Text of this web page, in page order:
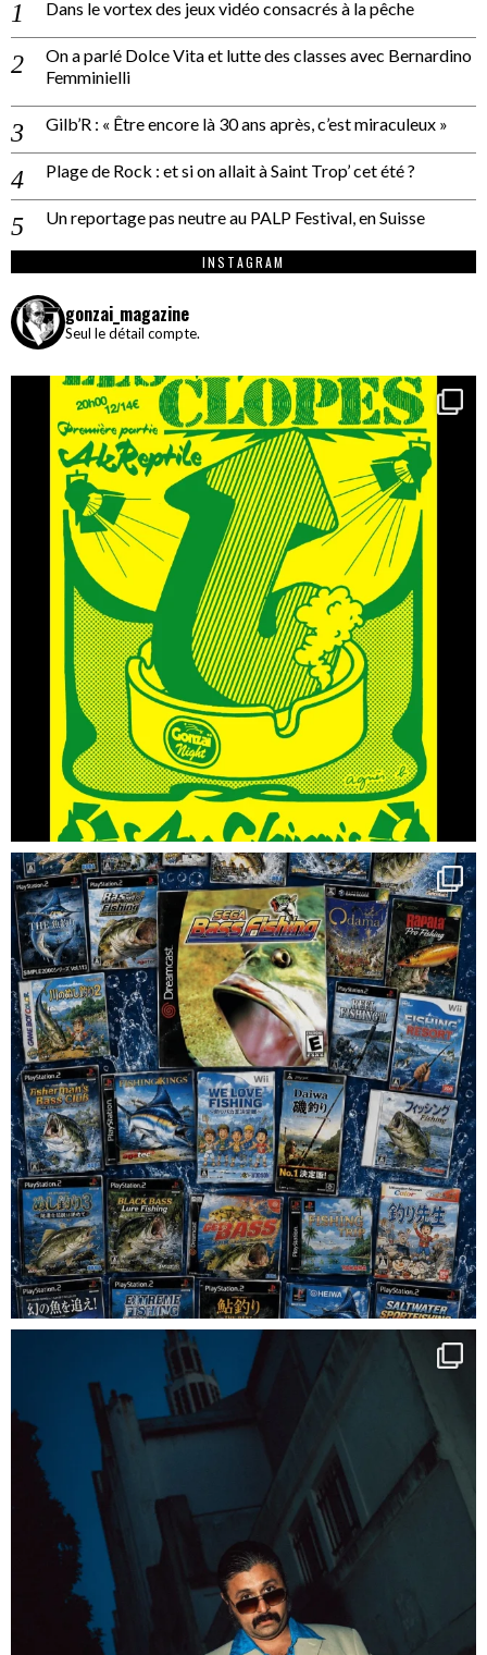
Dans le vortex des jeux vidéo consacrés à la pêche
On a parlé Dolce Vita et lutte des classes avec Bernardino
Femminielli
Gilb’R : « Être encore là 30 ans après, c’est miraculeux »
Plage de Rock : et si on allait à Saint Trop’ cet été ?
Un reportage pas neutre au PALP Festival, en Suisse
INSTAGRAM
gonzai_magazine
Seul le détail compte.